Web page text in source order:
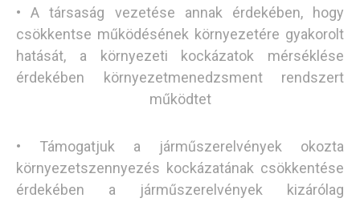
• A társaság vezetése annak érdekében, hogy
csökkentse működésének környezetére gyakorolt
hatását, a környezeti kockázatok mérséklése
érdekében környezetmenedzsment rendszert
működtet
• Támogatjuk a járműszerelvények okozta
környezetszennyezés kockázatának csökkentése
érdekében a járműszerelvények kizárólag